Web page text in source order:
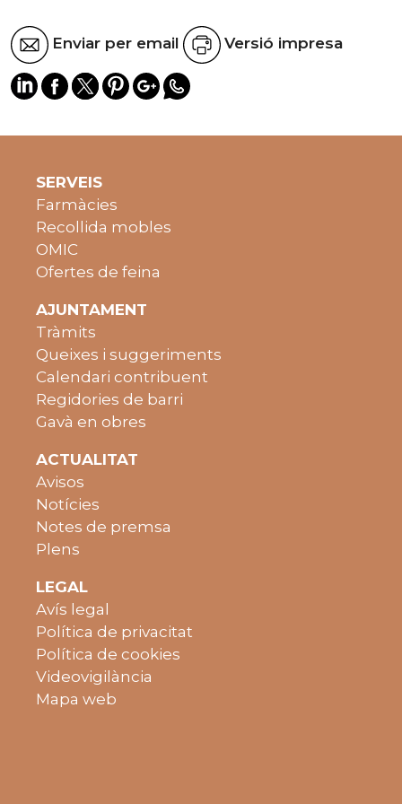
Enviar per email Versió impresa
SERVEIS
Farmàcies
Recollida mobles
OMIC
Ofertes de feina
AJUNTAMENT
Tràmits
Queixes i suggeriments
Calendari contribuent
Regidories de barri
Gavà en obres
ACTUALITAT
Avisos
Notícies
Notes de premsa
Plens
LEGAL
Avís legal
Política de privacitat
Política de cookies
Videovigilància
Mapa web